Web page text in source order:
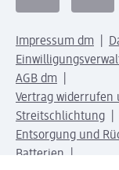
Impressum dm
AGB dm
Vertrag widerrufen
Streitschlichtung
Entsorgung und
Batterien